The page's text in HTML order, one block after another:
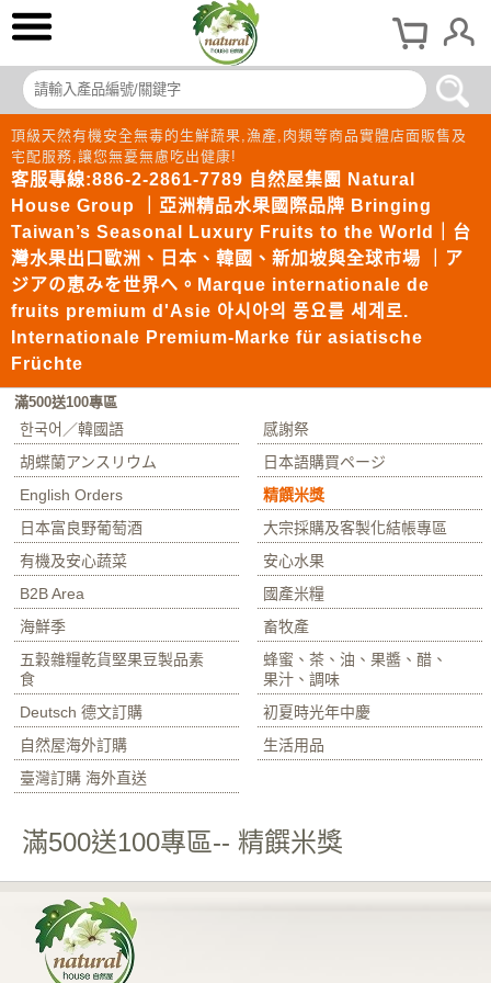
頂級天然有機安全無毒的生鮮蔬果,漁產,肉類等商品實體店面販售及
宅配服務,讓您無憂無慮吃出健康!
客服專線:886-2-2861-7789 自然屋集團 Natural
House Group ｜亞洲精品水果國際品牌 Bringing
Taiwan’s Seasonal Luxury Fruits to the World｜台
灣水果出口歐洲、日本、韓國、新加坡與全球市場 ｜ア
ジアの恵みを世界へ。Marque internationale de
fruits premium d'Asie 아시아의 풍요를 세계로.
Internationale Premium-Marke für asiatische
Früchte
滿500送100專區
한국어／韓國語
感謝祭
胡蝶蘭アンスリウム
日本語購買ページ
English Orders
精饌米獎
日本富良野葡萄酒
大宗採購及客製化結帳專區
有機及安心蔬菜
安心水果
B2B Area
國產米糧
海鮮季
畜牧產
五穀雜糧乾貨堅果豆製品素
食
蜂蜜、茶、油、果醬、醋、
果汁、調味
Deutsch 德文訂購
初夏時光年中慶
自然屋海外訂購
生活用品
臺灣訂購 海外直送
滿500送100專區-- 精饌米獎